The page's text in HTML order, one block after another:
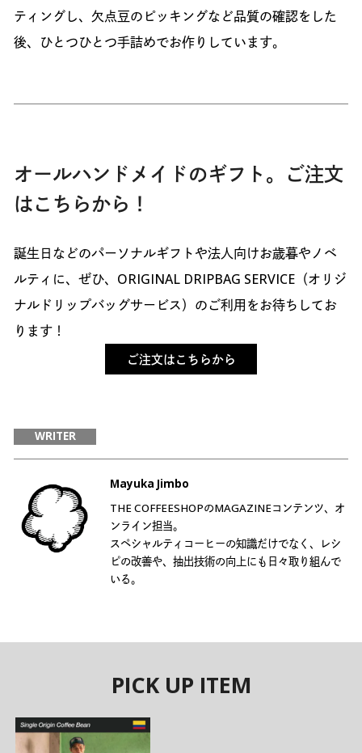
ティングし、欠点豆のピッキングなど品質の確認をした
後、ひとつひとつ手詰めでお作りしています。
オールハンドメイドのギフト。ご注文
はこちらから！
誕生日などのパーソナルギフトや法人向けお歳暮やノベ
ルティに、ぜひ、ORIGINAL DRIPBAG SERVICE（オリジ
ナルドリップバッグサービス）のご利用をお待ちしてお
ります！
ご注文はこちらから
WRITER
Mayuka Jimbo
THE COFFEESHOPのMAGAZINEコンテンツ、オ
ンライン担当。
スペシャルティコーヒーの知識だけでなく、レシ
ピの改善や、抽出技術の向上にも日々取り組んで
いる。
PICK UP ITEM